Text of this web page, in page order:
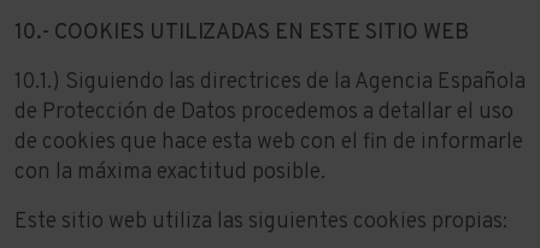
10.- COOKIES UTILIZADAS EN ESTE SITIO WEB
10.1.) Siguiendo las directrices de la Agencia Española
de Protección de Datos procedemos a detallar el uso
de cookies que hace esta web con el fin de informarle
con la máxima exactitud posible.
Este sitio web utiliza las siguientes cookies propias: